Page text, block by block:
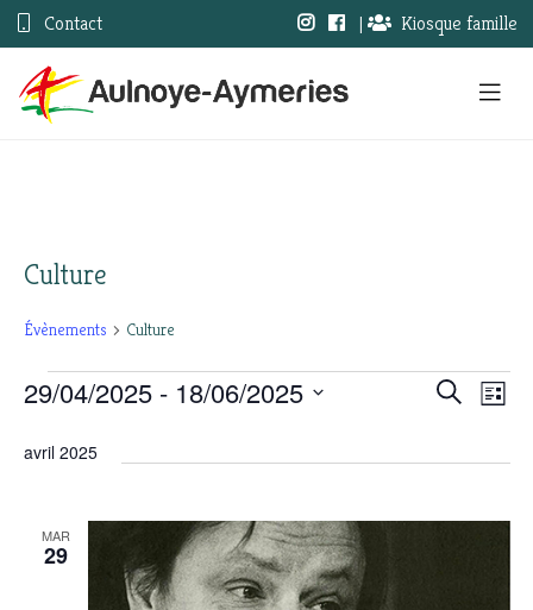
Contact | Kiosque famille
Culture
Évènements Culture
Évènements
de
Recherche
Liste
29/04/2025 - 18/06/2025
une
avril 2025
MAR
29